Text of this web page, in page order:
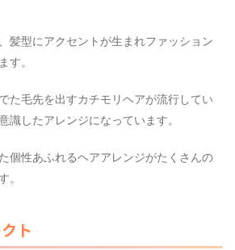
髪型にアクセントが生まれファッション
す。
た毛先を出すカチモリヘアが流行してい
識したアレンジになっています。
個性あふれるヘアアレンジがたくさんの
。
ト